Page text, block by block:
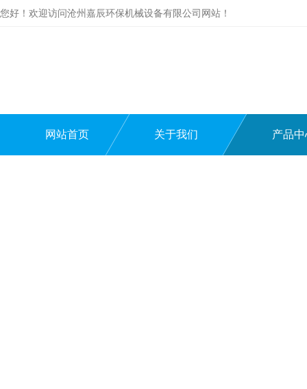
您好！欢迎访问沧州嘉辰环保机械设备有限公司网站！
网站首页 关于我们 产品中